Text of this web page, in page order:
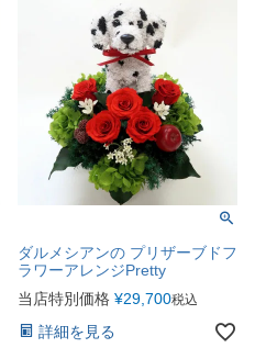
ダルメシアンの プリザーブドフ
ラワーアレンジPretty
当店特別価格 ¥29,700税込
詳細を見る